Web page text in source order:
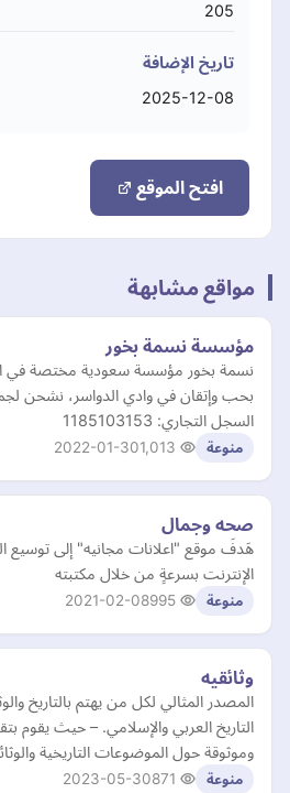
205
تاريخ الإضافة
2025-12-08
افتح الموقع
مواقع مشابهة
مؤسسة نسمة بخور
نسمة بخور مؤسسة سعودية مختصة في
بحب وإتقان في وادي الدواسر، نشحن
السجل التجاري: 1185103153
منوعة 2022-01-30
صحه وجمال
هَدفَ موقع "اعلانات مجانيه" إلى توسيع
الإنترنت بسرعةٍ من خلال مكتبته
منوعة 2021-02-08
وثائقيه
المصدر المثالي لكل من يهتم بالتاريخ
التاريخ العربي والإسلامي. – حيث يقوم
وموثوقة حول الموضوعات التاريخية
منوعة 2023-05-30